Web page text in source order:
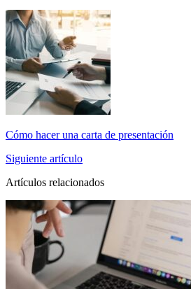
Cómo hacer una carta de presentación
Siguiente artículo
Artículos relacionados